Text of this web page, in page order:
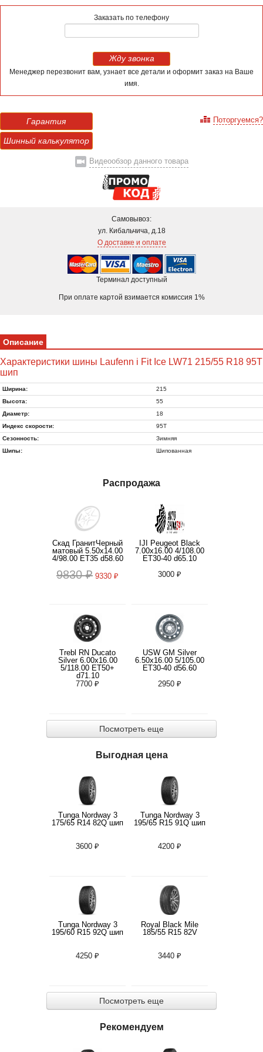
Заказать по телефону
Жду звонка
Менеджер перезвонит вам, узнает все детали и оформит заказ на Ваше
имя.
Гарантия
Шинный калькулятор
Поторгуемся?
Видеообзор данного товара
Самовывоз:
ул. Кибальчича, д.18
О доставке и оплате
Терминал доступный
При оплате картой взимается комиссия 1%
Описание
Характеристики шины Laufenn i Fit Ice LW71 215/55 R18 95T
шип
Ширина:
215
Высота:
55
Диаметр:
18
Индекс скорости:
95T
Сезонность:
Зимняя
Шипы:
Шипованная
Распродажа
Скад ГранитЧерный
матовый 5.50x14.00
4/98.00 ET35 d58.60
9830 ₽ 9330 ₽
IJI Peugeot Black
7.00x16.00 4/108.00
ET30-40 d65.10
3000 ₽
Trebl RN Ducato
Silver 6.00x16.00
5/118.00 ET50+
d71.10
7700 ₽
USW GM Silver
6.50x16.00 5/105.00
ET30-40 d56.60
2950 ₽
Посмотреть еще
Выгодная цена
Tunga Nordway 3
175/65 R14 82Q шип
3600 ₽
Tunga Nordway 3
195/65 R15 91Q шип
4200 ₽
Tunga Nordway 3
195/60 R15 92Q шип
4250 ₽
Royal Black Mile
185/55 R15 82V
3440 ₽
Посмотреть еще
Рекомендуем